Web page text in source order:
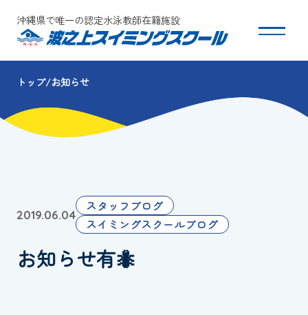
沖縄県で唯一の認定水泳教師在籍施設
スクールについて
コース・クラス紹介
団体会員募集
保護者の方へ
トップ お知らせ
2019.06.04
スタッフブログ
スイミングスクールブログ
お知らせ有🐜